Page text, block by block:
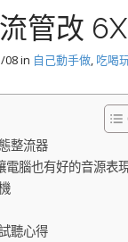
管改
08in 自己動手做, 吃喝
整流器
電腦也有好的音源表
聽心得